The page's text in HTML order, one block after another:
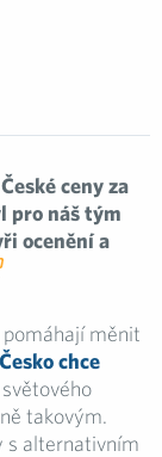
ceny za
pro náš tým
ocenění a
měnit
Česko chce
takovým.
s alternativním